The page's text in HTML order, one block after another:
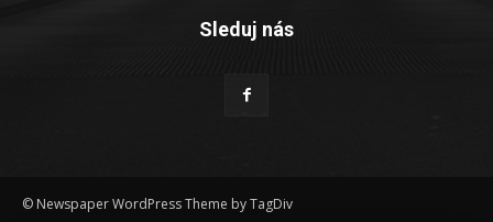
Sleduj nás
© Newspaper WordPress Theme by TagDiv